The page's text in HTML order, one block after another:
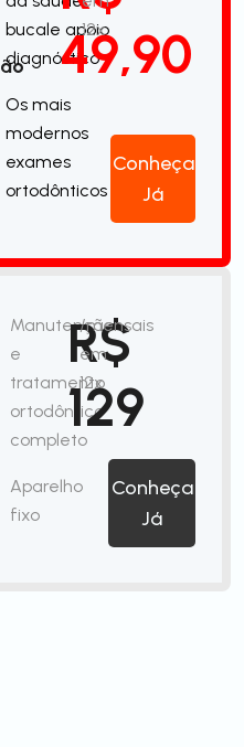
bucale apoio
diagnóstico
Os mais
modernos
exames
ortodônticos
49,90
12x
Conheça
Já
Manutenção
e
tratamento
ortodôntico
completo
Aparelho
fixo
R$
129
/mensais
em
12x
Conheça
Já